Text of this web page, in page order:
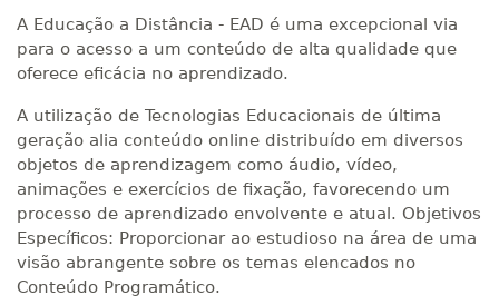
A Educação a Distância - EAD é uma excepcional via
para o acesso a um conteúdo de alta qualidade que
oferece eficácia no aprendizado.
A utilização de Tecnologias Educacionais de última
geração alia conteúdo online distribuído em diversos
objetos de aprendizagem como áudio, vídeo,
animações e exercícios de fixação, favorecendo um
processo de aprendizado envolvente e atual. Objetivos
Específicos: Proporcionar ao estudioso na área de uma
visão abrangente sobre os temas elencados no
Conteúdo Programático.